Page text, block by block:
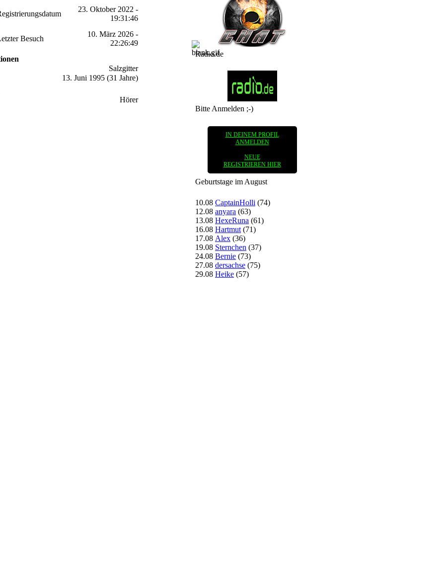
23. Oktober 2022 -
19:31:46
Besuch
10. März 2026 -
22:26:49
Salzgitter
13. Juni 1995 (31 Jahre)
Hörer
Radio.de
Bitte Anmelden ;-)
IN DEINEM PROFIL
ANMELDEN
NEUE
REGISTRIEREN HIER
Geburtstage im August
10.08 CaptainHolli (74)
12.08 anyara (63)
13.08 HexeRuna (61)
16.08 Hartmut (71)
17.08 Alex (36)
19.08 Sternchen (37)
24.08 Bernie (73)
27.08 dersachse (75)
29.08 Heike (57)